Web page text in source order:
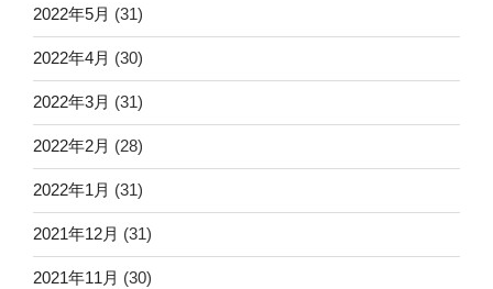
2022年5月 (31)
2022年4月 (30)
2022年3月 (31)
2022年2月 (28)
2022年1月 (31)
2021年12月 (31)
2021年11月 (30)